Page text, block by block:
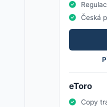
Česká
eToro
Copy